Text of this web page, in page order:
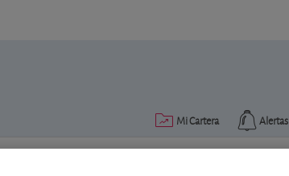
Alertas
Mi Cartera